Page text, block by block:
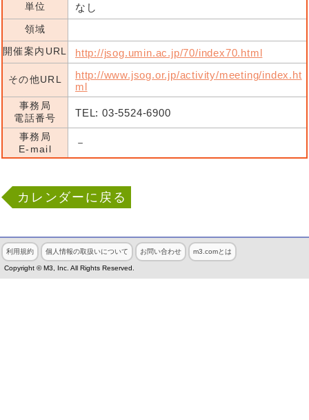
単位 なし
領域
開催案内URL
http://jsog.umin.ac.jp/70/index70.html
その他URL
http://www.jsog.or.jp/activity/meeting/index.ht
ml
事務局
電話番号
TEL: 03-5524-6900
事務局
E-mail
－
カレンダーに戻る
利用規約 個人情報の取扱いについて お問い合わせ m3.comとは
Copyright © M3, Inc. All Rights Reserved.